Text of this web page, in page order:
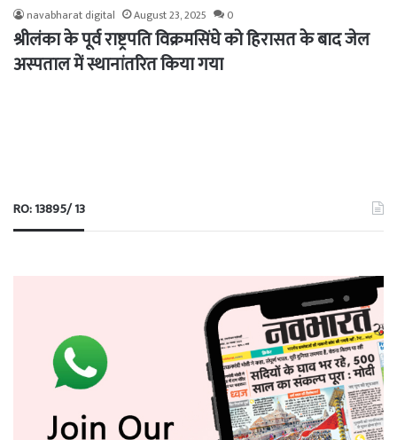
navabharat digital August 23, 2025 0
श्रीलंका के पूर्व राष्ट्रपति विक्रमसिंघे को हिरासत के बाद जेल
अस्पताल में स्थानांतरित किया गया
RO: 13895/ 13